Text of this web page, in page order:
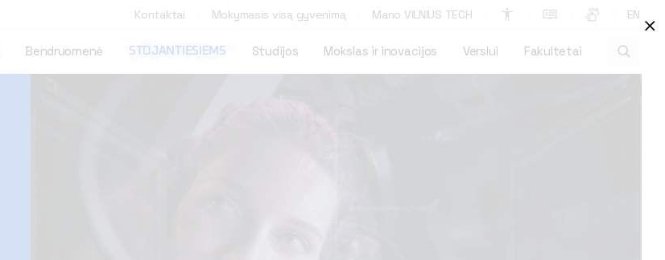
Kontaktai Mokymasis visą gyvenimą Mano VILNIUS TECH EN
Bendruomenė STOJANTIESIEMS Studijos Mokslas ir inovacijos Verslui Fakultetai
⨉